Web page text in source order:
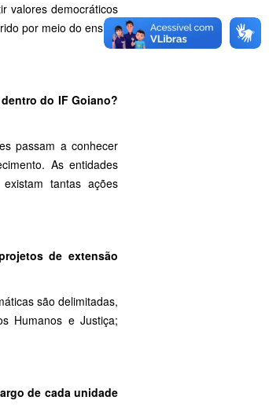
valores democráticos
por meio do ensino
do IF Goiano?
passam a conhecer
As entidades
tantas ações
de extensão
são delimitadas,
Humanos e Justiça;
de cada unidade